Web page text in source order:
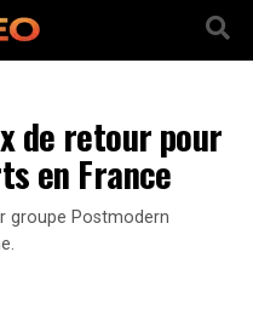
de retour pour
en France
groupe Postmodern